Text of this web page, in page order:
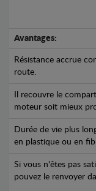
Avantages:
Résistance accrue
route.
Il recouvre le
moteur soit mieux
Durée de vie plus
en plastique ou en
Si vous n'êtes pas
pouvez le renvoyer